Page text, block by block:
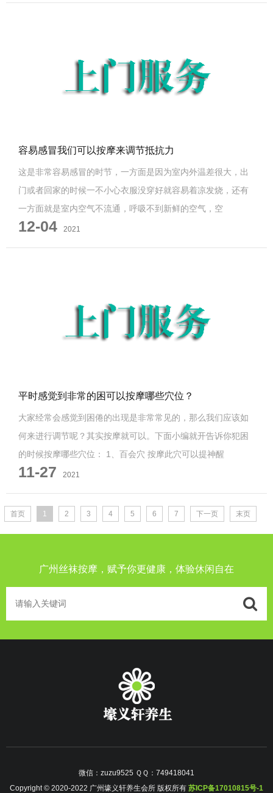
容易感冒我们可以按摩来调节抵抗力
这是非常容易感冒的时节，一方面是因为室内外温差很大，出
门或者回家的时候一不小心衣服没穿好就容易着凉发烧，还有
一方面就是室内空气不流通，呼吸不到新鲜的空气，空
12-04 2021
平时感觉到非常的困可以按摩哪些穴位？
大家经常会感觉到困倦的出现是非常常见的，那么我们应该如
何来进行调节呢？其实按摩就可以。下面小编就开告诉你犯困
的时候按摩哪些穴位： 1、百会穴 按摩此穴可以提神醒
11-27 2021
首页 1 2 3 4 5 6 7 下一页 末页
广州丝袜按摩，赋予你更健康，体验休闲自在
微信：zuzu9525 ＱＱ：749418041
Copyright © 2020-2022 广州壕义轩养生会所 版权所有 苏ICP备17010815号-1